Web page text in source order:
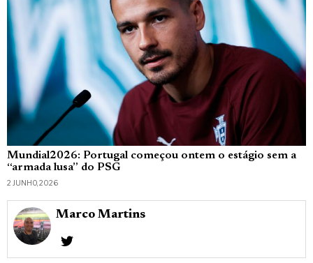
Mundial2026: Portugal começou ontem o estágio sem a
“armada lusa” do PSG
2 JUNHO, 2026
Marco Martins